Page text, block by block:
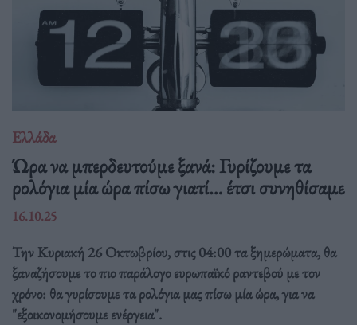
Ελλάδα
Ώρα να μπερδευτούμε ξανά: Γυρίζουμε τα
ρολόγια μία ώρα πίσω γιατί… έτσι συνηθίσαμε
16.10.25
Την Κυριακή 26 Οκτωβρίου, στις 04:00 τα ξημερώματα, θα
ξαναζήσουμε το πιο παράλογο ευρωπαϊκό ραντεβού με τον
χρόνο: θα γυρίσουμε τα ρολόγια μας πίσω μία ώρα, για να
"εξοικονομήσουμε ενέργεια".